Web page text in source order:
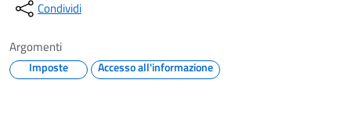
Condividi
Argomenti
Imposte Accesso all'informazione